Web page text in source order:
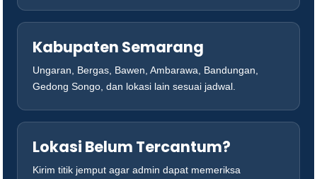
Kabupaten Semarang
Ungaran, Bergas, Bawen, Ambarawa, Bandungan,
Gedong Songo, dan lokasi lain sesuai jadwal.
Lokasi Belum Tercantum?
Kirim titik jemput agar admin dapat memeriksa